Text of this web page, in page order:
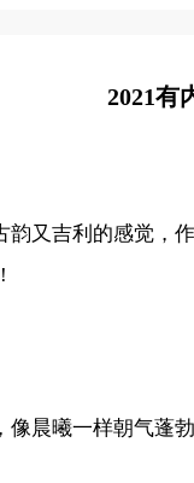
2021有
又吉利的感觉，
晨曦一样朝气蓬勃